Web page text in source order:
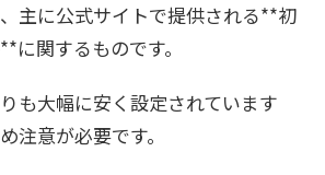
主に公式サイトで提供される**初
に関するものです。
も大幅に安く設定されています
注意が必要です。